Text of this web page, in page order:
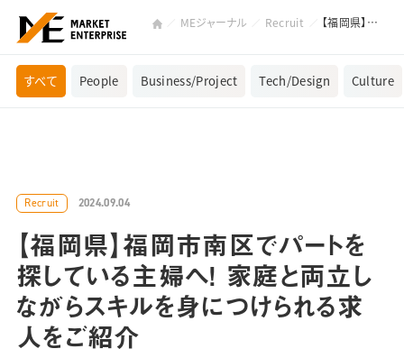
MEジャーナル Recruit 【福岡県】福岡市南区でパートを探している主婦へ！ 家庭と両立しながらスキルを身につけられる求人をご紹介
すべて People Business/Project Tech/Design Culture
Recruit 2024.09.04
【福岡県】福岡市南区でパートを
探している主婦へ！ 家庭と両立し
ながらスキルを身につけられる求
人をご紹介